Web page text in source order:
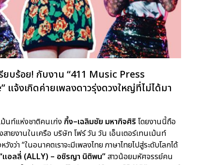
บร้อย! กับงาน “411 Music Press
จ้งเกิดค่ายเพลงดาวรุ่งดวงใหญ่ที่ไม่ได้มา
ม้นท์แห่งชาติคนเก่ง กึ้ง–เฉลิมชัย มหากิจศิริ โดยงานนี้ถือ
ายงานในเครือ บริษัท โฟร์ วัน วัน เอ็นเตอร์เทนเม้นท์
า “ในอนาคตเราจะมีเพลงไทย ภาษาไทยไปสู่ระดับโลกได้
แอลลี่ (ALLY) – อชิรญา นิติพน”สาวน้อยมหัศจรรย์คน